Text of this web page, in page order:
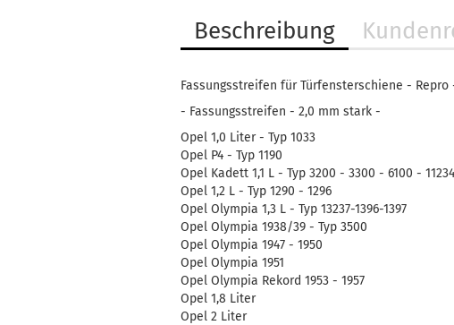
Beschreibung
Fassungsstreifen für Türfensterschiene -
- Fassungsstreifen - 2,0 mm stark -
Opel 1,0 Liter - Typ 1033
Opel P4 - Typ 1190
Opel Kadett 1,1 L - Typ 3200 - 3300 - 6100 - 11234
Opel 1,2 L - Typ 1290 - 1296
Opel Olympia 1,3 L - Typ 13237-1396-1397
Opel Olympia 1938/39 - Typ 3500
Opel Olympia 1947 - 1950
Opel Olympia 1951
Opel Olympia Rekord 1953 - 1957
Opel 1,8 Liter
Opel 2 Liter